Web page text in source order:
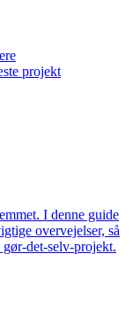
projekt
I denne guide
overvejelser, så
det-selv-projekt.